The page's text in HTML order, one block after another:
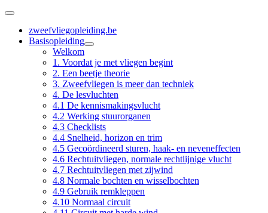
zweefvliegopleiding.be
Basisopleiding
Welkom
1. Voordat je met vliegen begint
2. Een beetje theorie
3. Zweefvliegen is meer dan techniek
4. De lesvluchten
4.1 De kennismakingsvlucht
4.2 Werking stuurorganen
4.3 Checklists
4.4 Snelheid, horizon en trim
4.5 Gecoördineerd sturen, haak- en neveneffecten
4.6 Rechtuitvliegen, normale rechtlijnige vlucht
4.7 Rechtuitvliegen met zijwind
4.8 Normale bochten en wisselbochten
4.9 Gebruik remkleppen
4.10 Normaal circuit